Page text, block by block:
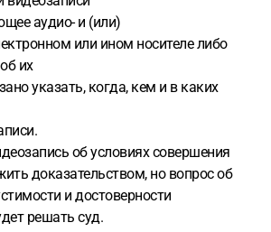
аудио- и (или)
или ином носителе либо
их
указать, когда, кем и в каких
об условиях совершения
доказательством, но вопрос об
и достоверности
решать суд.